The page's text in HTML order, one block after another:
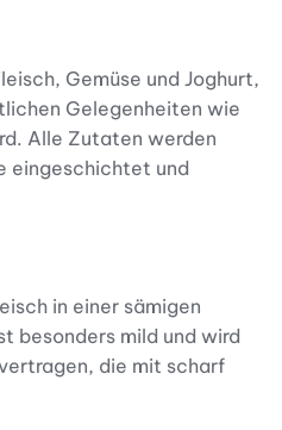
Gemüse und Joghurt,
Gelegenheiten wie
Alle Zutaten werden
eingeschichtet und
in einer sämigen
besonders mild und wird
die mit scharf